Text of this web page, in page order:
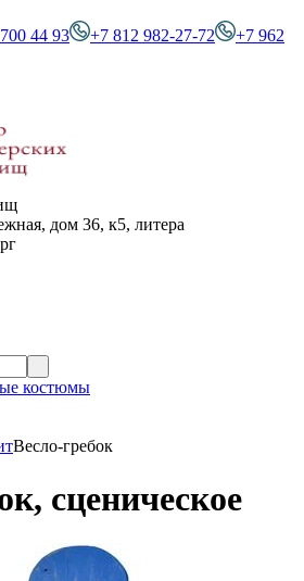
44 93 +7 812 982-27-72
+7 962
дом 36, к5, литера
костюмы
Весло-гребок
сценическое